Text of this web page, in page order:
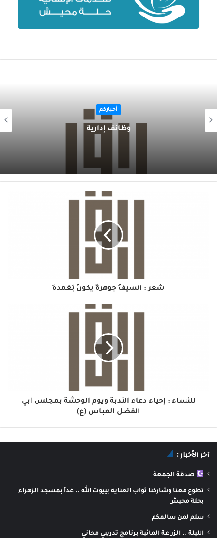
أخباركم
وظائف إدارية
شعر : السيفُ جوهرةٌ يكونُ بِغمدهِ
للنساء : إحياء دعاء الندبة ويوم الوحشة بمجلس ابي
الفضل العباس (ع)
آخر الأخبار :
صدقة الجمعة
تطوع معنا وشاركنا ثواب العناية بييوت الله .. غداً بمسجد الزهراء
بحلة محيش
سلم لمن سالمكم
الليلة .. الزراعة المائية برنامج تدريبي مجاني